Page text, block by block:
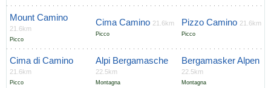
Mount Camino
21.6km
Picco
Cima Camino 21.6km
Picco
Pizzo Camino 21.6km
Picco
Cima di Camino
21.6km
Picco
Alpi Bergamasche
22.5km
Montagna
Bergamasker Alpen
22.5km
Montagna